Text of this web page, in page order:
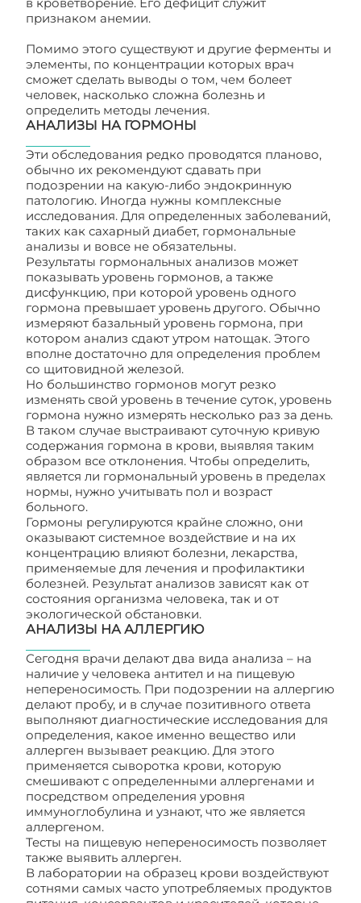
признаком анемии.
Помимо этого существуют и другие ферменты и
элементы, по концентрации которых врач
сможет сделать выводы о том, чем болеет
человек, насколько сложна болезнь и
определить методы лечения.
АНАЛИЗЫ НА ГОРМОНЫ
Эти обследования редко проводятся планово,
обычно их рекомендуют сдавать при
подозрении на какую-либо эндокринную
патологию. Иногда нужны комплексные
исследования. Для определенных заболеваний,
таких как сахарный диабет, гормональные
анализы и вовсе не обязательны.
Результаты гормональных анализов может
показывать уровень гормонов, а также
дисфункцию, при которой уровень одного
гормона превышает уровень другого. Обычно
измеряют базальный уровень гормона, при
котором анализ сдают утром натощак. Этого
вполне достаточно для определения проблем
со щитовидной железой.
Но большинство гормонов могут резко
изменять свой уровень в течение суток, уровень
гормона нужно измерять несколько раз за день.
В таком случае выстраивают суточную кривую
содержания гормона в крови, выявляя таким
образом все отклонения. Чтобы определить,
является ли гормональный уровень в пределах
нормы, нужно учитывать пол и возраст
больного.
Гормоны регулируются крайне сложно, они
оказывают системное воздействие и на их
концентрацию влияют болезни, лекарства,
применяемые для лечения и профилактики
болезней. Результат анализов зависят как от
состояния организма человека, так и от
экологической обстановки.
АНАЛИЗЫ НА АЛЛЕРГИЮ
Сегодня врачи делают два вида анализа – на
наличие у человека антител и на пищевую
непереносимость. При подозрении на аллергию
делают пробу, и в случае позитивного ответа
выполняют диагностические исследования для
определения, какое именно вещество или
аллерген вызывает реакцию. Для этого
применяется сыворотка крови, которую
смешивают с определенными аллергенами и
посредством определения уровня
иммуноглобулина и узнают, что же является
аллергеном.
Тесты на пищевую непереносимость позволяет
также выявить аллерген.
В лаборатории на образец крови воздействуют
сотнями самых часто употребляемых продуктов